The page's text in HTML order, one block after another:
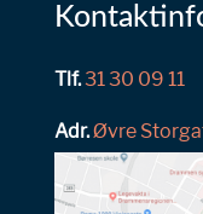
Tlf.31 30 09 11
Adr.Øvre